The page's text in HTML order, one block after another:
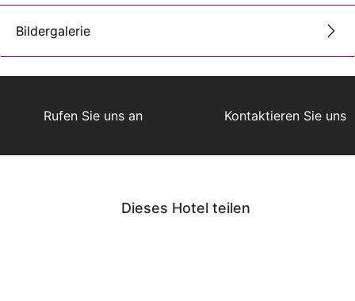
Bildergalerie
Rufen Sie uns an Kontaktieren Sie uns
Dieses Hotel teilen